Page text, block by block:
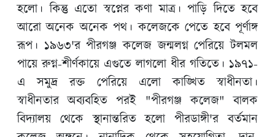
হলো। কিন্তু এতো স্বপ্নের কণা মাত্র। পাড়ি দিতে হবে
আরো অনেক অনেক পথ। কলেজকে পেতে হবে পূর্ণাঙ্গ
রূপ। ১৯৬৩'র পীরগঞ্জ কলেজ জন্মলগ্ন পেরিয়ে টলমল
পায়ে রুগ্ন-শীর্ণকায়ে এগুতে লাগলো ধীর গতিতে। ১৯৭১-
এ সমুদ্র রক্ত পেরিয়ে এলো কাঙ্খিত স্বাধীনতা।
স্বাধীনতার অব্যবহিত পরই "পীরগঞ্জ কলেজ" বালক
বিদ্যালয় থেকে স্থানান্তরিত হলো পীরডাঙ্গী'র বর্তমান